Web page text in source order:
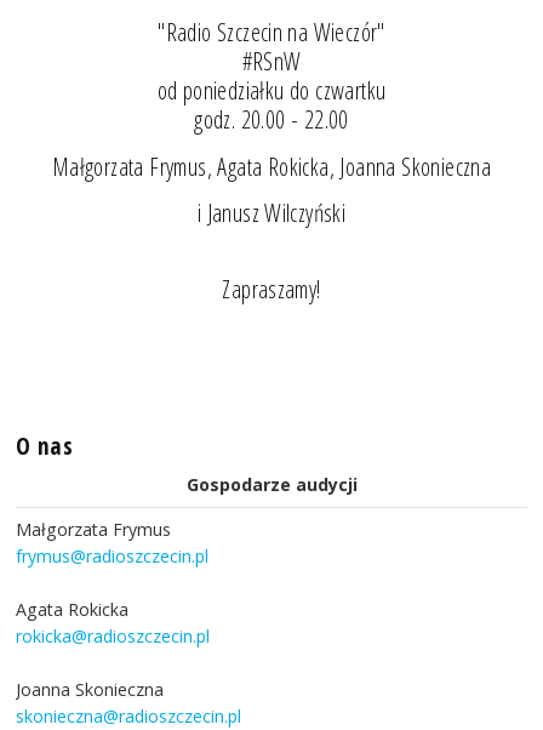
"Radio Szczecin na Wieczór"
#RSnW
od poniedziałku do czwartku
godz. 20.00 - 22.00
Małgorzata Frymus, Agata Rokicka, Joanna Skonieczna
i Janusz Wilczyński
Zapraszamy!
O nas
Gospodarze audycji
Małgorzata Frymus
frymus@radioszczecin.pl
Agata Rokicka
rokicka@radioszczecin.pl
Joanna Skonieczna
skonieczna@radioszczecin.pl